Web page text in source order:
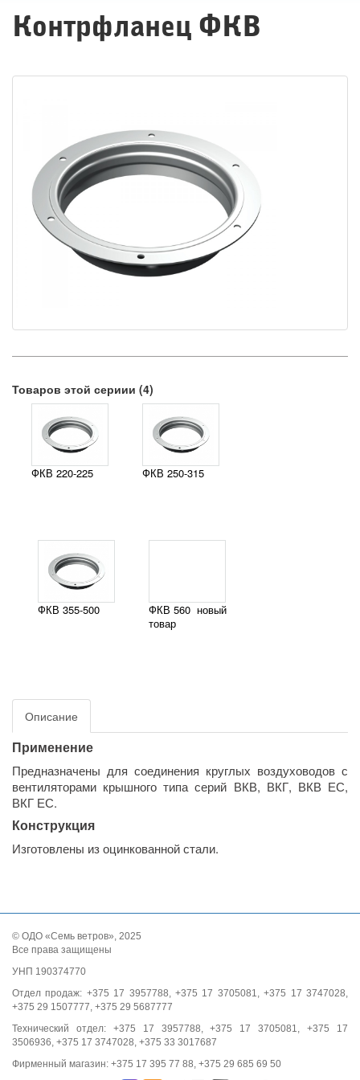
Контрфланец ФКВ
Товаров этой сериии (4)
ФКВ 220-225 ФКВ 250-315
ФКВ 355-500 ФКВ 560 новый
товар
Описание
Применение
Предназначены для соединения круглых воздуховодов с
вентиляторами крышного типа серий ВКВ, ВКГ, ВКВ ЕС,
ВКГ ЕС.
Конструкция
Изготовлены из оцинкованной стали.
© ОДО «Семь ветров», 2025
Все права защищены
УНП 190374770
Отдел продаж: +375 17 3957788, +375 17 3705081, +375 17 3747028,
+375 29 1507777, +375 29 5687777
Технический отдел: +375 17 3957788, +375 17 3705081, +375 17
3506936, +375 17 3747028, +375 33 3017687
Фирменный магазин: +375 17 395 77 88, +375 29 685 69 50